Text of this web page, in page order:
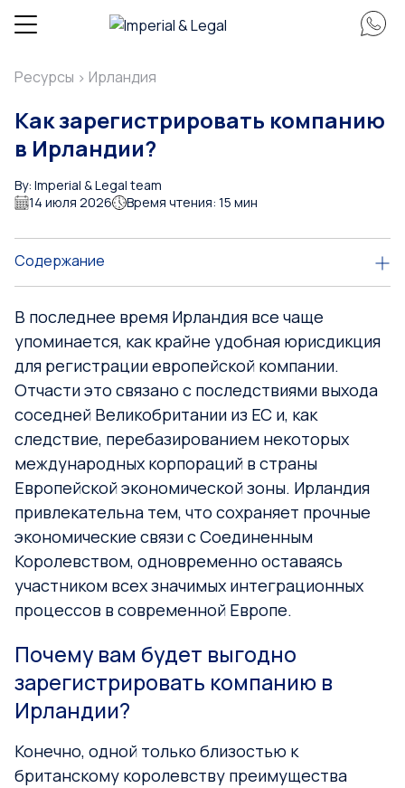
Ресурсы > Ирландия
Как зарегистрировать компанию
в Ирландии?
By: Imperial & Legal team
14 июля 2026
Время чтения: 15 мин
Содержание
В последнее время Ирландия все чаще
упоминается, как крайне удобная юрисдикция
для регистрации европейской компании.
Отчасти это связано с последствиями выхода
соседней Великобритании из ЕС и, как
следствие, перебазированием некоторых
международных корпораций в страны
Европейской экономической зоны. Ирландия
привлекательна тем, что сохраняет прочные
экономические связи с Соединенным
Королевством, одновременно оставаясь
участником всех значимых интеграционных
процессов в современной Европе.
Почему вам будет выгодно
зарегистрировать компанию в
Ирландии?
Конечно, одной только близостью к
британскому королевству преимущества